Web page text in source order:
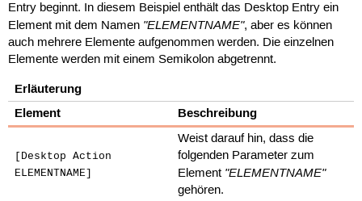
Entry beginnt. In diesem Beispiel enthält das Desktop Entry ein
Element mit dem Namen "ELEMENTNAME", aber es können
auch mehrere Elemente aufgenommen werden. Die einzelnen
Elemente werden mit einem Semikolon abgetrennt.
Erläuterung
Element
Beschreibung
[Desktop Action
ELEMENTNAME]
Weist darauf hin, dass die
folgenden Parameter zum
Element "ELEMENTNAME"
gehören.